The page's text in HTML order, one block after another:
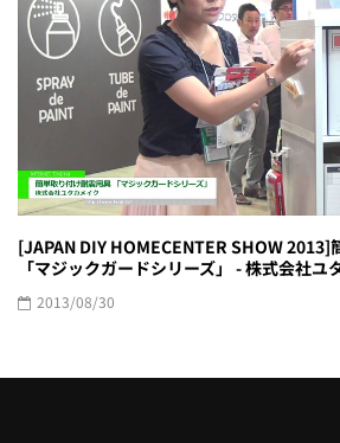
[JAPAN DIY HOMECENTER SHOW 2013]
「マジックガードシリーズ」 - 株式会社ユ
2013/08/30